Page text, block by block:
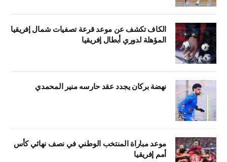
الكاف تكشف عن موعد قرعة تصفيات شمال إفريقيا
المؤهلة لدوري أبطال إفريقيا
نهضة بركان يجدد عقد حارسه منير المحمدي
موعد مباراة المنتخب الوطني في نصف نهائي كأس
أمم إفريقيا